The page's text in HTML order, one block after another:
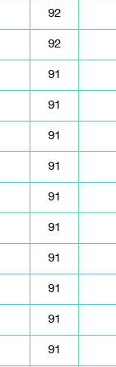
92
92
91
91
91
91
91
91
91
91
91
91